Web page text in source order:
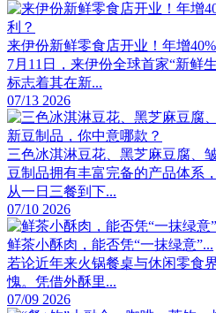
来伊份新鲜零食店开业！年增
7月11日，来伊份全球首家“新鲜
标志着其在新...
07/13 2026
三色冰淇淋豆花、黑芝麻豆腐、
豆制品拥有丰富完备的产品体系
从一日三餐到下...
07/10 2026
鲜茶小酥肉，能否凭“一抹绿意”...
若论近年来火锅餐桌与休闲零食
愧。凭借外酥里...
07/09 2026